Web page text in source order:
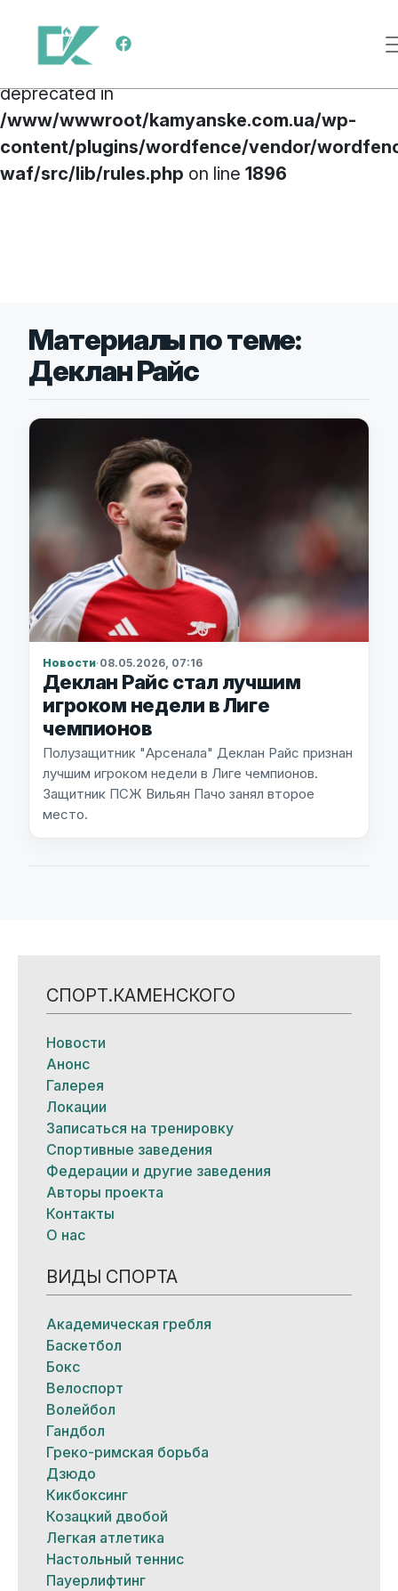
Deprecated
: preg_replace(): Passing null to
parameter #3 ($subject) of type array|string is
deprecated in
/www/wwwroot/kamyanske.com.ua/wp-
content/plugins/wordfence/vendor/
waf/src/lib/rules.php on line 1896
Меню навигации
Материалы по теме:
Деклан Райс
Новости·08.05.2026, 07:16
Деклан Райс стал лучшим
игроком недели в Лиге
чемпионов
Полузащитник "Арсенала" Деклан Райс признан
лучшим игроком недели в Лиге чемпионов.
Защитник ПСЖ Вильян Пачо занял второе
место.
СПОРТ.КАМЕНСКОГО
Новости
Анонс
Галерея
Локации
Записаться на тренировку
Спортивные заведения
Федерации и другие заведения
Авторы проекта
Контакты
О нас
ВИДЫ СПОРТА
Академическая гребля
Баскетбол
Бокс
Велоспорт
Волейбол
Гандбол
Греко-римская борьба
Дзюдо
Кикбоксинг
Козацкий двобой
Легкая атлетика
Настольный теннис
Пауерлифтинг